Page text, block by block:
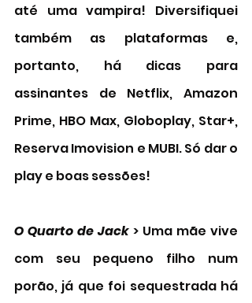
até uma vampira! Diversifiquei
também as plataformas e,
portanto, há dicas para
assinantes de Netflix, Amazon
Prime, HBO Max, Globoplay, Star+,
Reserva Imovision e MUBI. Só dar o
play e boas sessões!
O Quarto de Jack > Uma mãe vive
com seu pequeno filho num
porão, já que foi sequestrada há